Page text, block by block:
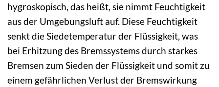
hygroskopisch, das heißt, sie nimmt Feuchtigkeit
aus der Umgebungsluft auf. Diese Feuchtigkeit
senkt die Siedetemperatur der Flüssigkeit, was
bei Erhitzung des Bremssystems durch starkes
Bremsen zum Sieden der Flüssigkeit und somit zu
einem gefährlichen Verlust der Bremswirkung